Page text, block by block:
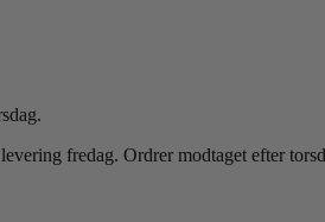
levering fredag.Ordrer modtaget efter